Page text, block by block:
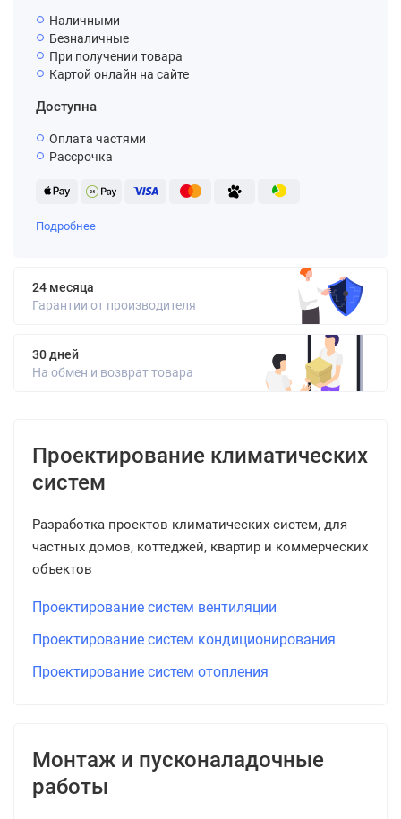
Наличными
Безналичные
При получении товара
Картой онлайн на сайте
Доступна
Оплата частями
Рассрочка
Подробнее
24 месяца
Гарантии от производителя
30 дней
На обмен и возврат товара
Проектирование климатических
систем
Разработка проектов климатических систем, для
частных домов, коттеджей, квартир и коммерческих
объектов
Проектирование систем вентиляции
Проектирование систем кондиционирования
Проектирование систем отопления
Монтаж и пусконаладочные
работы